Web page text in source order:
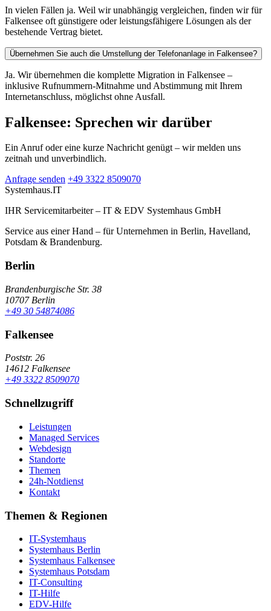
In vielen Fällen ja. Weil wir unabhängig vergleichen, finden wir für
Falkensee oft günstigere oder leistungsfähigere Lösungen als der
bestehende Vertrag bietet.
Übernehmen Sie auch die Umstellung der Telefonanlage in Falkensee?
Ja. Wir übernehmen die komplette Migration in Falkensee –
inklusive Rufnummern-Mitnahme und Abstimmung mit Ihrem
Internetanschluss, möglichst ohne Ausfall.
Falkensee: Sprechen wir darüber
Ein Anruf oder eine kurze Nachricht genügt – wir melden uns
zeitnah und unverbindlich.
Anfrage senden +49 3322 8509070
Systemhaus.IT
IHR Servicemitarbeiter – IT & EDV Systemhaus GmbH
Service aus einer Hand – für Unternehmen in Berlin, Havelland,
Potsdam & Brandenburg.
Berlin
Brandenburgische Str. 38
10707 Berlin
+49 30 54874086
Falkensee
Poststr. 26
14612 Falkensee
+49 3322 8509070
Schnellzugriff
Leistungen
Managed Services
Webdesign
Standorte
Themen
24h-Notdienst
Kontakt
Themen & Regionen
IT-Systemhaus
Systemhaus Berlin
Systemhaus Falkensee
Systemhaus Potsdam
IT-Consulting
IT-Hilfe
EDV-Hilfe